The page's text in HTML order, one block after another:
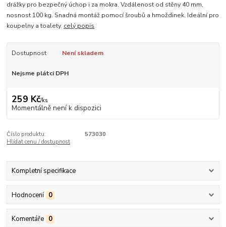
drážky pro bezpečný úchop i za mokra. Vzdálenost od stěny 40 mm,
nosnost 100 kg. Snadná montáž pomocí šroubů a hmoždinek. Ideální pro
koupelny a toalety. celý popis
Dostupnost Není skladem
Nejsme plátci DPH
259 Kč/ks
Momentálně není k dispozici
Číslo produktu:
573030
Hlídat cenu / dostupnost
Kompletní specifikace
Hodnocení 0
Komentáře 0